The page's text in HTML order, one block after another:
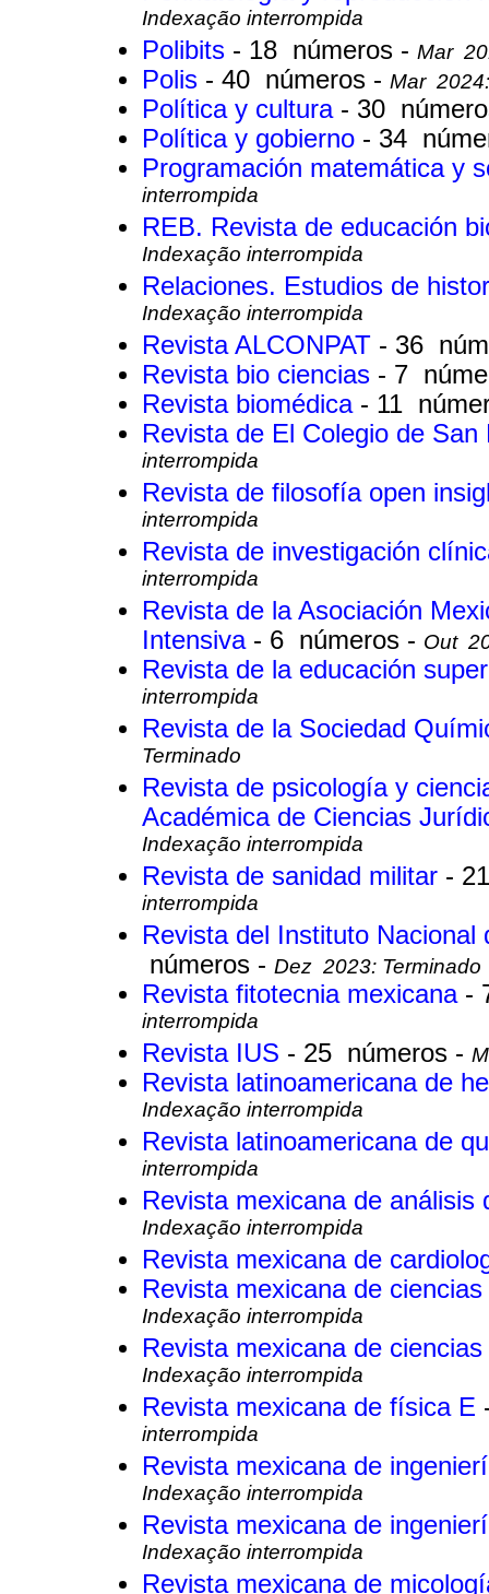
Indexação interrompida
Polibits - 18 números - Mar
Polis - 40 números - Mar
Política y cultura - 30
Política y gobierno - 34
Programación matemática y
interrompida
REB. Revista de educación
Indexação interrompida
Relaciones. Estudios de
Indexação interrompida
Revista ALCONPAT - 36
Revista bio ciencias - 7
Revista biomédica - 11
Revista de El Colegio de
interrompida
Revista de filosofía open
interrompida
Revista de investigación
interrompida
Revista de la Asociación
Intensiva - 6 números - Out
Revista de la educación
interrompida
Revista de la Sociedad
Terminado
Revista de psicología y
Académica de Ciencias
Indexação interrompida
Revista de sanidad militar -
interrompida
Revista del Instituto
números - Dez 2023: Terminado
Revista fitotecnia mexicana -
interrompida
Revista IUS - 25 números -
Revista latinoamericana de
Indexação interrompida
Revista latinoamericana de
interrompida
Revista mexicana de
Indexação interrompida
Revista mexicana de
Revista mexicana de
Indexação interrompida
Revista mexicana de
Indexação interrompida
Revista mexicana de física E
interrompida
Revista mexicana de
Indexação interrompida
Revista mexicana de
Indexação interrompida
Revista mexicana de